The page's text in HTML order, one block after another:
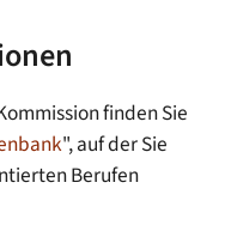
finden Sie
", auf der Sie
Berufen